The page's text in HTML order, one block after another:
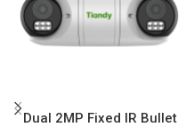
Dual 2MP Fixed IR Bullet